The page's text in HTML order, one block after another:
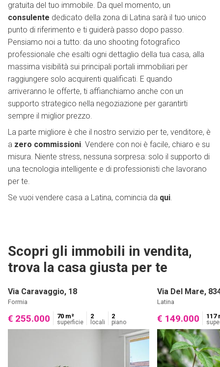
gratuita del tuo immobile. Da quel momento, un
consulente dedicato della zona di Latina sarà il tuo unico
punto di riferimento e ti guiderà passo dopo passo.
Pensiamo noi a tutto: da uno shooting fotografico
professionale che esalti ogni dettaglio della tua casa, alla
massima visibilità sui principali portali immobiliari per
raggiungere solo acquirenti qualificati. E quando
arriveranno le offerte, ti affianchiamo anche con un
supporto strategico nella negoziazione per garantirti
sempre il miglior prezzo.
La parte migliore è che il nostro servizio per te, venditore, è
a zero commissioni. Vendere con noi è facile, chiaro e su
misura. Niente stress, nessuna sorpresa: solo il supporto di
una tecnologia intelligente e di professionisti che lavorano
per te.
Se vuoi vendere casa a Latina, comincia da qui.
Scopri gli immobili in vendita,
trova la casa giusta per te
Via Caravaggio, 18
Formia
€ 255.000 70 m²
superficie
2
locali
2
piano
Via Del Mare,
Latina
€ 149.000 117